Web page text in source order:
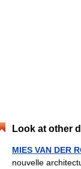
Look at other
MIES VAN DER
nouvelle